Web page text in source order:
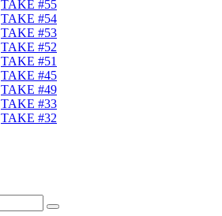
TAKE #55
TAKE #54
TAKE #53
TAKE #52
TAKE #51
TAKE #45
TAKE #49
TAKE #33
TAKE #32